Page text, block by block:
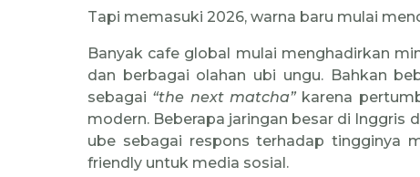
Tapi memasuki 2026, warna baru mulai
Banyak cafe global mulai menghadirkan
dan berbagai olahan ubi ungu. Bahkan
sebagai “the next matcha” karena
modern. Beberapa jaringan besar di Inggris
ube sebagai respons terhadap tingginya
friendly untuk media sosial.